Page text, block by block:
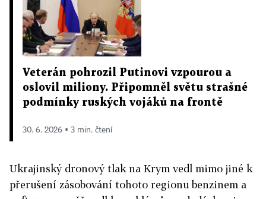
Veterán pohrozil Putinovi vzpourou a
oslovil miliony. Připomněl světu strašné
podmínky ruských vojáků na frontě
30. 6. 2026 ▪ 3 min. čtení
Ukrajinský dronový tlak na Krym vedl mimo jiné k
přerušení zásobování tohoto regionu benzinem a